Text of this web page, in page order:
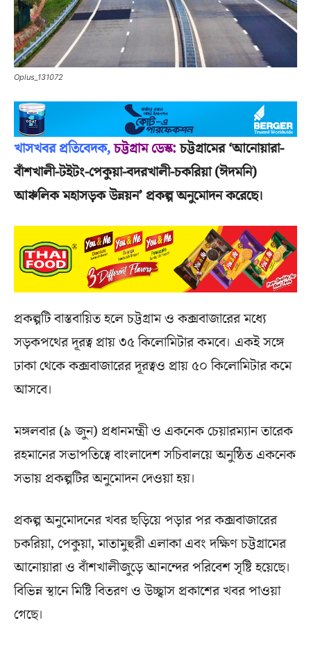
Oplus_131072
খাসখবর প্রতিবেদক,চট্টগ্রাম ডেস্ক:চট্টগ্রামের ‘আনোয়ারা-
বাঁশখালী-টইটং-পেকুয়া-বদরখালী-চকরিয়া (ঈদমনি)
আঞ্চলিক মহাসড়ক উন্নয়ন’ প্রকল্প অনুমোদন করেছে।
প্রকল্পটি বাস্তবায়িত হলে চট্টগ্রাম ও কক্সবাজারের মধ্যে
সড়কপথের দূরত্ব প্রায় ৩৫ কিলোমিটার কমবে। একই সঙ্গে
ঢাকা থেকে কক্সবাজারের দূরত্বও প্রায় ৫০ কিলোমিটার কমে
আসবে।
মঙ্গলবার (৯ জুন) প্রধানমন্ত্রী ও একনেক চেয়ারম্যান তারেক
রহমানের সভাপতিত্বে বাংলাদেশ সচিবালয়ে অনুষ্ঠিত একনেক
সভায় প্রকল্পটির অনুমোদন দেওয়া হয়।
প্রকল্প অনুমোদনের খবর ছড়িয়ে পড়ার পর কক্সবাজারের
চকরিয়া, পেকুয়া, মাতামুহুরী এলাকা এবং দক্ষিণ চট্টগ্রামের
আনোয়ারা ও বাঁশখালীজুড়ে আনন্দের পরিবেশ সৃষ্টি হয়েছে।
বিভিন্ন স্থানে মিষ্টি বিতরণ ও উচ্ছ্বাস প্রকাশের খবর পাওয়া
গেছে।